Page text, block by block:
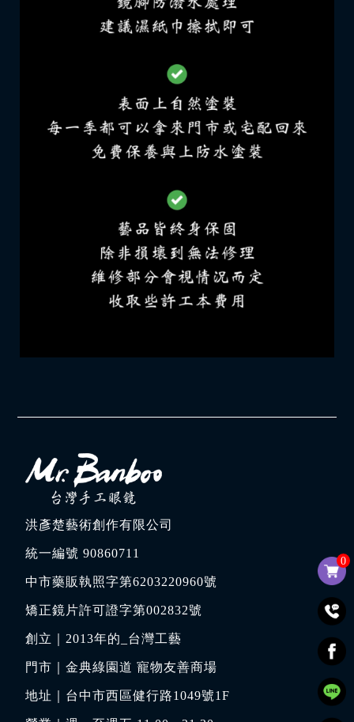
0
洪彥楚藝術創作有限公司
統一編號 90860711
中市藥販執照字第6203220960號
矯正鏡片許可證字第002832號
創立｜2013年的_台灣工藝
門市｜金典綠園道 寵物友善商場
地址｜ 台中市西區健行路1049號1F